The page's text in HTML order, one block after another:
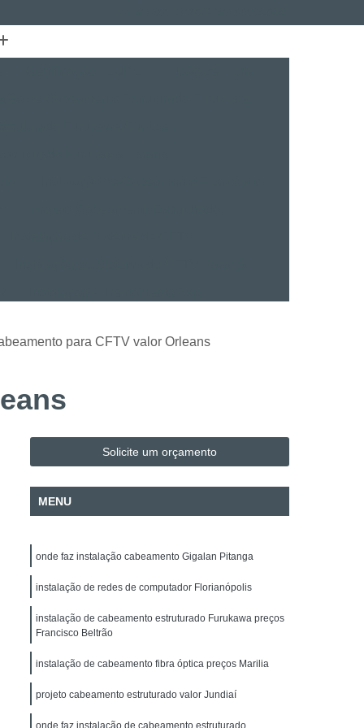
BVMS
Licenças Instalação Digifort
Alarme de Incêndio BOSCH Paraná
Sistema de Automação
Instalação e Manutenção de Cancela
Instalação e Manutenção de Commbox
Acesso
de Fotovoltaico
Elétrica
Manutenção de Energia Solar
Manutenção de Energia Solar Paraná
Projeto Elétrico
DSC
para CFTV valor Orleans
Solicite um orçamento
MENU
onde faz instalação cabeamento Gigalan Pitanga
instalação de redes de computador Florianópolis
instalação de cabeamento estruturado Furukawa preços
Francisco Beltrão
instalação de cabeamento fibra óptica preços Marilia
projeto cabeamento estruturado valor Jundiaí
onde faz instalação de cabeamento estruturado